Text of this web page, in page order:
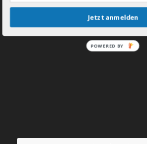
Jetzt anmelden
POWERED BY